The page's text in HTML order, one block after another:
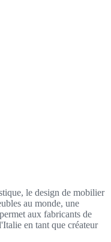
le design de mobilier
au monde, une
aux fabricants de
en tant que créateur